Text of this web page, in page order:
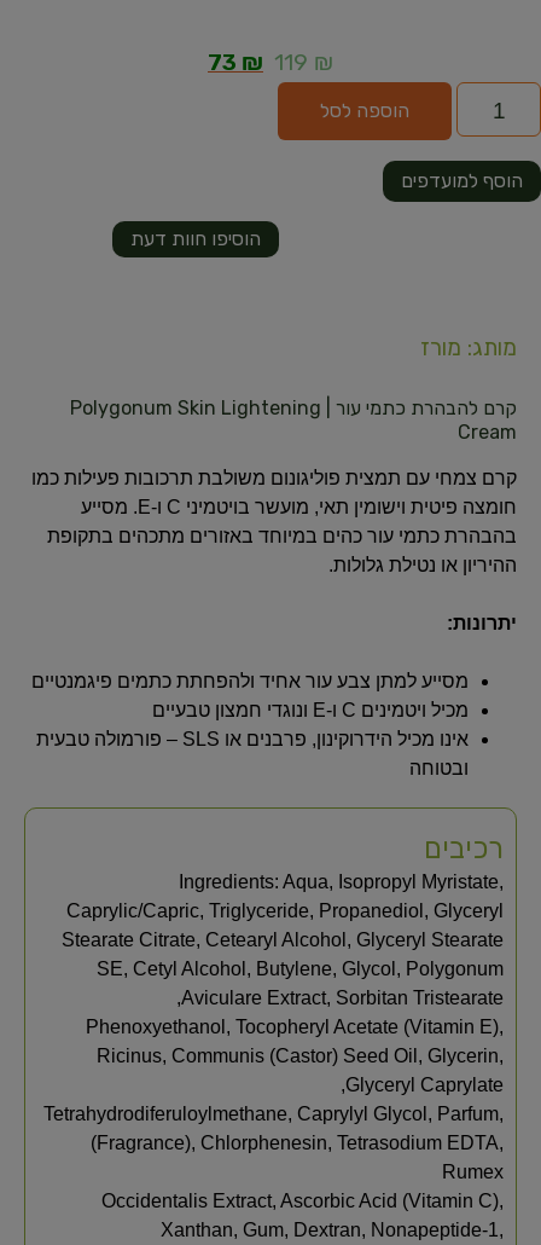
119 ₪
73 ₪
הוספה לסל
הוסיפו חוות דעת
הוסף למועדפים
מותג: מורז
קרם להבהרת כתמי עור | Polygonum Skin Lightening
Cream
קרם צמחי עם תמצית פוליגונום משולבת תרכובות פעילות כמו
חומצה פיטית וישומין תאי, מועשר בויטמיני C ו‑E. מסייע
בהבהרת כתמי עור כהים במיוחד באזורים מתכהים בתקופת
ההיריון או נטילת גלולות.
יתרונות:
מסייע למתן צבע עור אחיד ולהפחתת כתמים פיגמנטיים
מכיל ויטמינים C ו‑E ונוגדי חמצון טבעיים
אינו מכיל הידרוקינון, פרבנים או SLS – פורמולה טבעית
ובטוחה
רכיבים
Ingredients: Aqua, Isopropyl Myristate,
Caprylic/Capric, Triglyceride, Propanediol, Glyceryl
Stearate Citrate, Cetearyl Alcohol, Glyceryl Stearate
SE, Cetyl Alcohol, Butylene, Glycol, Polygonum
Aviculare Extract, Sorbitan Tristearate,
Phenoxyethanol, Tocopheryl Acetate (Vitamin E),
Ricinus, Communis (Castor) Seed Oil, Glycerin,
Glyceryl Caprylate,
Tetrahydrodiferuloylmethane, Caprylyl Glycol, Parfum,
(Fragrance), Chlorphenesin, Tetrasodium EDTA,
Rumex
Occidentalis Extract, Ascorbic Acid (Vitamin C),
Xanthan, Gum, Dextran, Nonapeptide-1,